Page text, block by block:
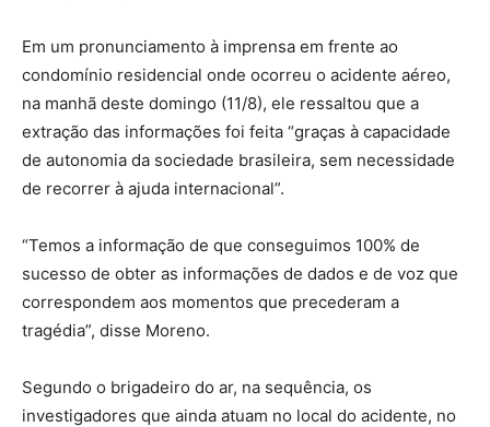
Em um pronunciamento à imprensa em frente ao
condomínio residencial onde ocorreu o acidente aéreo,
na manhã deste domingo (11/8), ele ressaltou que a
extração das informações foi feita “graças à capacidade
de autonomia da sociedade brasileira, sem necessidade
de recorrer à ajuda internacional”.
“Temos a informação de que conseguimos 100% de
sucesso de obter as informações de dados e de voz que
correspondem aos momentos que precederam a
tragédia”, disse Moreno.
Segundo o brigadeiro do ar, na sequência, os
investigadores que ainda atuam no local do acidente, no